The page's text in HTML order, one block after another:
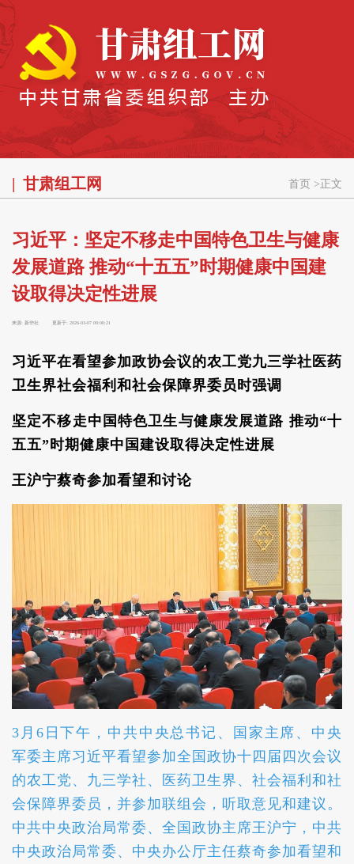
甘肃组工网 首页 > 正文
习近平：坚定不移走中国特色卫生与健康
发展道路 推动“十五五”时期健康中国建
设取得决定性进展
来源: 新华社 更新于: 2026-03-07 09:00:21
习近平在看望参加政协会议的农工党九三学社医药
卫生界社会福利和社会保障界委员时强调
坚定不移走中国特色卫生与健康发展道路 推动“十
五五”时期健康中国建设取得决定性进展
王沪宁蔡奇参加看望和讨论
3月6日下午，中共中央总书记、国家主席、中央
军委主席习近平看望参加全国政协十四届四次会议
的农工党、九三学社、医药卫生界、社会福利和社
会保障界委员，并参加联组会，听取意见和建议。
中共中央政治局常委、全国政协主席王沪宁，中共
中央政治局常委、中央办公厅主任蔡奇参加看望和